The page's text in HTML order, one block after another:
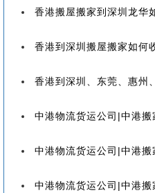
香港搬屋搬家到深圳龙华如何收费|香港到深
香港到深圳搬屋搬家如何收费|香港搬屋搬家
香港到深圳、东莞、惠州、中山、广州等
中港物流货运公司|中港搬家公司|中港物流搬
中港物流货运公司|中港搬家公司|中港物流搬
中港物流货运公司|中港搬家公司|中港物流搬家